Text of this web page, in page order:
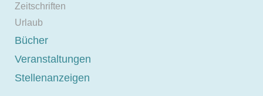
Zeitschriften
Urlaub
Bücher
Veranstaltungen
Stellenanzeigen